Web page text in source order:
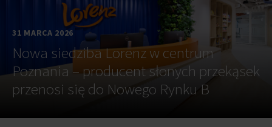
31 MARCA 2026
Nowa siedziba Lorenz w centrum
Poznania – producent słonych przekąsek
przenosi się do Nowego Rynku B